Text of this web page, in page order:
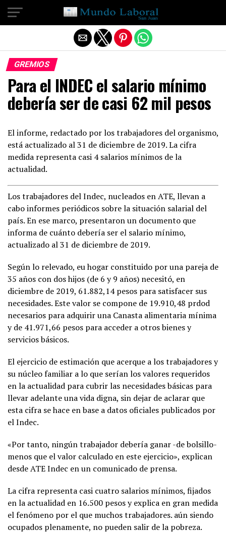
GREMIOS
Para el INDEC el salario mínimo
debería ser de casi 62 mil pesos
El informe, redactado por los trabajadores del organismo,
está actualizado al 31 de diciembre de 2019. La cifra
medida representa casi 4 salarios mínimos de la
actualidad.
Los trabajadores del Indec, nucleados en ATE, llevan a
cabo informes periódicos sobre la situación salarial del
país. En ese marco, presentaron un documento que
informa de cuánto debería ser el salario mínimo,
actualizado al 31 de diciembre de 2019.
Según lo relevado, eu hogar constituido por una pareja de
35 años con dos hijos (de 6 y 9 años) necesitó, en
diciembre de 2019, 61.882,14 pesos para satisfacer sus
necesidades. Este valor se compone de 19.910,48 prdod
necesarios para adquirir una Canasta alimentaria mínima
y de 41.971,66 pesos para acceder a otros bienes y
servicios básicos.
El ejercicio de estimación que acerque a los trabajadores y
su núcleo familiar a lo que serían los valores requeridos
en la actualidad para cubrir las necesidades básicas para
llevar adelante una vida digna, sin dejar de aclarar que
esta cifra se hace en base a datos oficiales publicados por
el Indec.
«Por tanto, ningún trabajador debería ganar -de bolsillo-
menos que el valor calculado en este ejercicio», explican
desde ATE Indec en un comunicado de prensa.
La cifra representa casi cuatro salarios mínimos, fijados
en la actualidad en 16.500 pesos y explica en gran medida
el fenómeno por el que muchos trabajadores. aún siendo
ocupados plenamente, no pueden salir de la pobreza.
Salir de la versión móvil